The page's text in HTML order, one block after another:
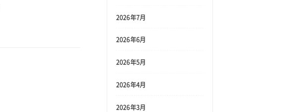
2026年7月
2026年6月
2026年5月
2026年4月
2026年3月